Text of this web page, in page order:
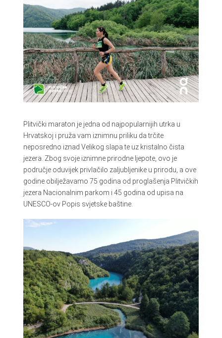
Plitvički maraton je jedna od najpopularnijih utrka u
Hrvatskoj i pruža vam iznimnu priliku da trčite
neposredno iznad Velikog slapa te uz kristalno čista
jezera. Zbog svoje iznimne prirodne ljepote, ovo je
područje oduvijek privlačilo zaljubljenike u prirodu, a ove
godine obilježavamo 75 godina od proglašenja Plitvičkih
jezera Nacionalnim parkom i 45 godina od upisa na
UNESCO-ov Popis svjetske baštine.